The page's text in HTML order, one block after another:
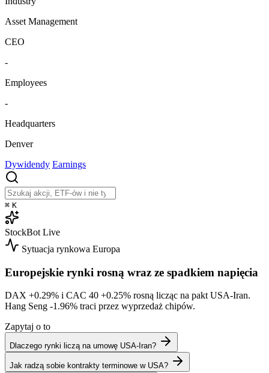
Asset Management
CEO
-
Employees
-
Headquarters
Denver
Dywidendy Earnings
⌘ K
StockBot Live
Sytuacja rynkowa Europa
Europejskie rynki rosną wraz ze spadkiem napięcia
DAX +0.29% i CAC 40 +0.25% rosną licząc na pakt USA-Iran.
Hang Seng -1.96% traci przez wyprzedaż chipów.
Zapytaj o to
Dlaczego rynki liczą na umowę USA-Iran?
Jak radzą sobie kontrakty terminowe w USA?